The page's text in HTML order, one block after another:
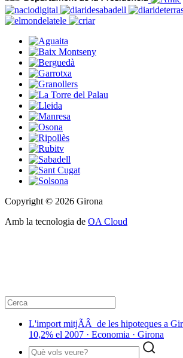
Copyright © 2026 Girona
Amb la tecnologia de OA Cloud
L'import mitjÃÂ de les hipoteques a
10,2% el 2007 · Economia · Girona